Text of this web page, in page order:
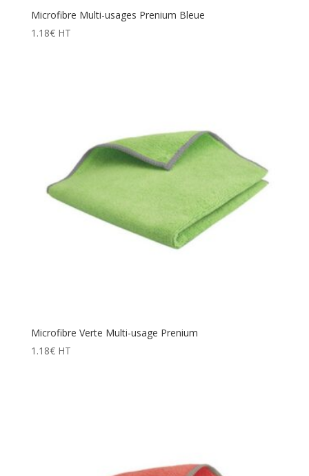
Microfibre Multi-usages Prenium Bleue
1.18€ HT
Microfibre Verte Multi-usage Prenium
1.18€ HT